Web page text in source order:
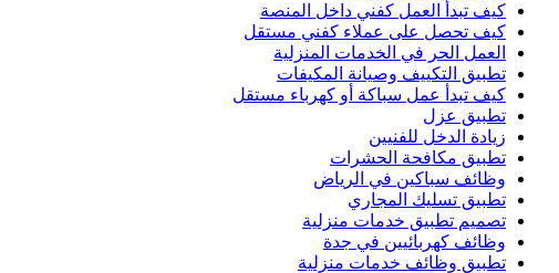
كيف تبدأ العمل كفني داخل المنصة
كيف تحصل على عملاء كفني مستقل
العمل الحر في الخدمات المنزلية
تطبيق التكييف وصيانة المكيفات
كيف تبدأ عمل سباكة أو كهرباء مستقل
تطبيق عزل
زيادة الدخل للفنيين
تطبيق مكافحة الحشرات
وظائف سباكين في الرياض
تطبيق تسليك المجاري
تصميم تطبيق خدمات منزلية
وظائف كهربائيين في جدة
تطبيق وظائف خدمات منزلية